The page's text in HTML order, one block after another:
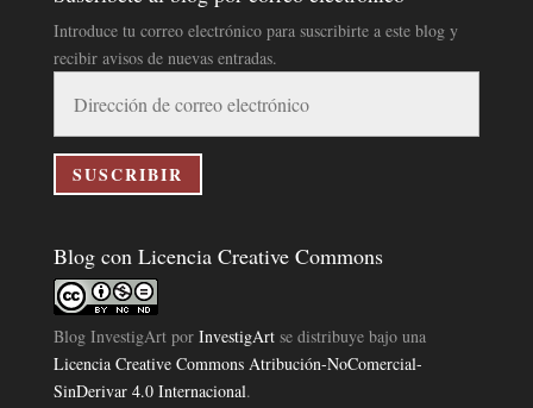
Introduce tu correo electrónico para suscribirte a este blog y
recibir avisos de nuevas entradas.
correo
electrónico
SUSCRIBIR
Blog con Licencia Creative Commons
Blog InvestigArtpor InvestigArtse distribuye bajo una
Licencia Creative Commons Atribución-NoComercial-
SinDerivar 4.0 Internacional.